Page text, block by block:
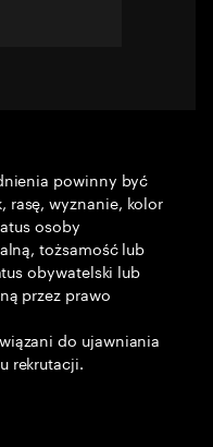
powinny być
rasę, wyznanie, kolor
osoby
tożsamość lub
obywatelski lub
przez prawo
do ujawniania
rekrutacji.